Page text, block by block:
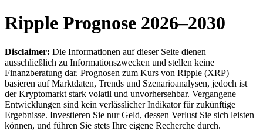
Ripple Prognose 2026–2030
Disclaimer: Die Informationen auf dieser Seite dienen
ausschließlich zu Informationszwecken und stellen keine
Finanzberatung dar. Prognosen zum Kurs von Ripple (XRP)
basieren auf Marktdaten, Trends und Szenarioanalysen, jedoch ist
der Kryptomarkt stark volatil und unvorhersehbar. Vergangene
Entwicklungen sind kein verlässlicher Indikator für zukünftige
Ergebnisse. Investieren Sie nur Geld, dessen Verlust Sie sich leisten
können, und führen Sie stets Ihre eigene Recherche durch.